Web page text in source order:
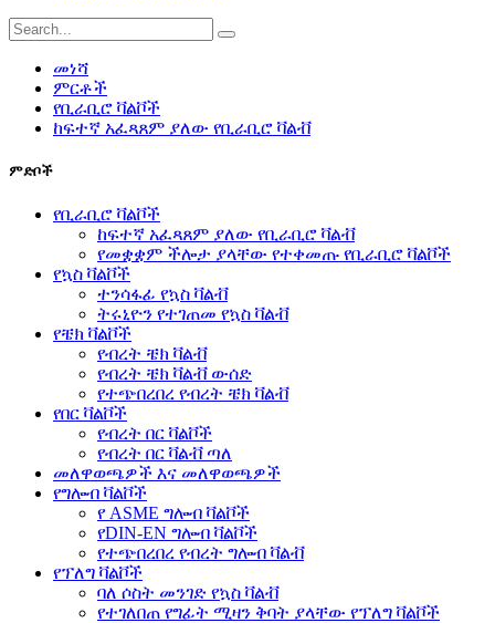
መነሻ
ምርቶች
የቢራቢሮ ቫልቮች
ከፍተኛ አፈጻጸም ያለው የቢራቢሮ ቫልቭ
ምድቦች
የቢራቢሮ ቫልቮች
ከፍተኛ አፈጻጸም ያለው የቢራቢሮ ቫልቭ
የመቋቋም ችሎታ ያላቸው የተቀመጡ የቢራቢሮ ቫልቮች
የኳስ ቫልቮች
ተንሳፋፊ የኳስ ቫልቭ
ትሩኒዮን የተገጠመ የኳስ ቫልቭ
የቼክ ቫልቮች
የብረት ቼክ ቫልቭ
የብረት ቼክ ቫልቭ ውሰድ
የተጭበረበረ የብረት ቼክ ቫልቭ
የበር ቫልቮች
የብረት በር ቫልቮች
የብረት በር ቫልቭ ጣለ
መለዋወጫዎች እና መለዋወጫዎች
የግሎብ ቫልቮች
የ ASME ግሎብ ቫልቮች
የDIN-EN ግሎብ ቫልቮች
የተጭበረበረ የብረት ግሎብ ቫልቭ
የፕለግ ቫልቮች
ባለ ሶስት መንገድ የኳስ ቫልቭ
የተገለበጠ የግፊት ሚዛን ቅባት ያላቸው የፕለግ ቫልቮች